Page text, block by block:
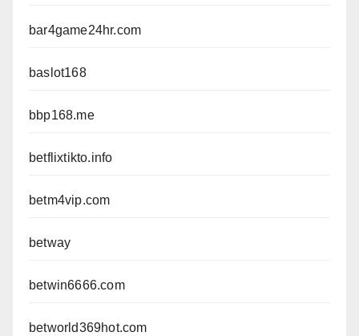
bar4game24hr.com
baslot168
bbp168.me
betflixtikto.info
betm4vip.com
betway
betwin6666.com
betworld369hot.com